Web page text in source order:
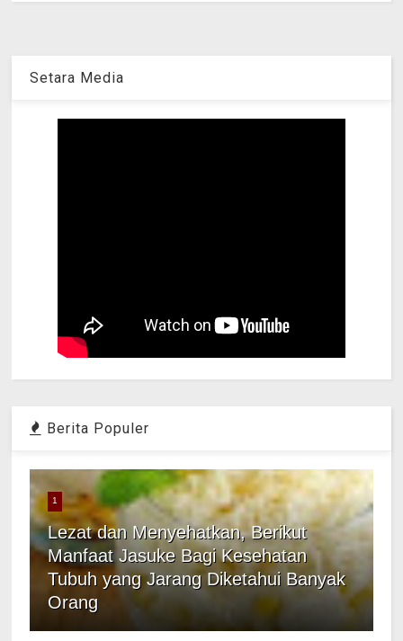
Setara Media
Berita Populer
1
Lezat dan Menyehatkan, Berikut
Manfaat Jasuke Bagi Kesehatan
Tubuh yang Jarang Diketahui Banyak
Orang